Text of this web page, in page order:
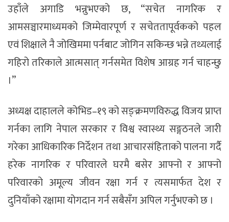
उहाँले अगाडि भन्नुभएको छ, “सचेत नागरिक र
आमसञ्चारमाध्यमको जिम्मेवारपूर्ण र सचेततापूर्वकको पहल
एवं शिक्षाले नै जोखिममा पर्नबाट जोगिन सकिन्छ भन्ने तथ्यलाई
गहिरो तरिकाले आत्मसात् गर्नसमेत विशेष आग्रह गर्न चाहन्छु
।”
अध्यक्ष दाहालले कोभिड–१९ को सङ्क्रमणविरुद्ध विजय प्राप्त
गर्नका लागि नेपाल सरकार र विश्व स्वास्थ्य सङ्गठनले जारी
गरेका आधिकारिक निर्देशन तथा आचारसंहिताको पालना गर्दै
हरेक नागरिक र परिवारले घरमै बसेर आफ्नो र आफ्नो
परिवारको अमूल्य जीवन रक्षा गर्न र त्यसमार्फत देश र
दुनियाँको रक्षामा योगदान गर्न सबैसँग अपिल गर्नुभएको छ ।